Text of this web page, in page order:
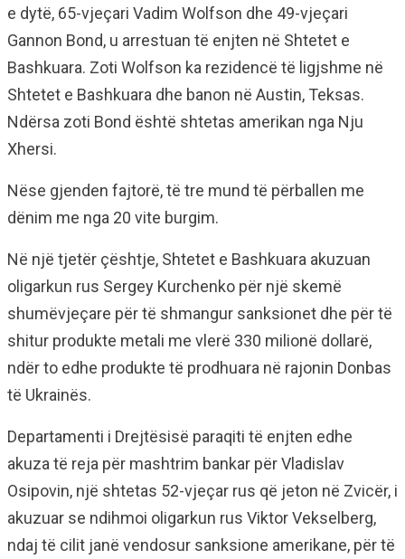
e dytë, 65-vjeçari Vadim Wolfson dhe 49-vjeçari
Gannon Bond, u arrestuan të enjten në Shtetet e
Bashkuara. Zoti Wolfson ka rezidencë të ligjshme në
Shtetet e Bashkuara dhe banon në Austin, Teksas.
Ndërsa zoti Bond është shtetas amerikan nga Nju
Xhersi.
Nëse gjenden fajtorë, të tre mund të përballen me
dënim me nga 20 vite burgim.
Në një tjetër çështje, Shtetet e Bashkuara akuzuan
oligarkun rus Sergey Kurchenko për një skemë
shumëvjeçare për të shmangur sanksionet dhe për të
shitur produkte metali me vlerë 330 milionë dollarë,
ndër to edhe produkte të prodhuara në rajonin Donbas
të Ukrainës.
Departamenti i Drejtësisë paraqiti të enjten edhe
akuza të reja për mashtrim bankar për Vladislav
Osipovin, një shtetas 52-vjeçar rus që jeton në Zvicër, i
akuzuar se ndihmoi oligarkun rus Viktor Vekselberg,
ndaj të cilit janë vendosur sanksione amerikane, për të